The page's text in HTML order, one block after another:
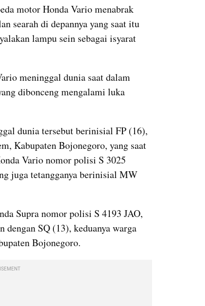
motor Honda Vario menabrak
searah di depannya yang saat itu
lampu sein sebagai isyarat
meninggal dunia saat dalam
dibonceng mengalami luka
dunia tersebut berinisial FP (16),
Kabupaten Bojonegoro, yang saat
Vario nomor polisi S 3025
juga tetangganya berinisial MW
Supra nomor polisi S 4193 JAO,
dengan SQ (13), keduanya warga
Bojonegoro.